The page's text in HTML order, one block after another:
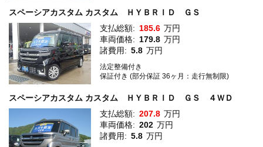
スペーシアカスタム カスタム ＨＹＢＲＩＤ ＧＳ
支払総額: 185.6 万円
車両価格: 179.8 万円
諸費用: 5.8 万円
法定整備付き
保証付き (部分保証 36ヶ月：走行無制限)
スペーシアカスタム カスタム ＨＹＢＲＩＤ ＧＳ ４ＷＤ
支払総額: 207.8 万円
車両価格: 202 万円
諸費用: 5.8 万円